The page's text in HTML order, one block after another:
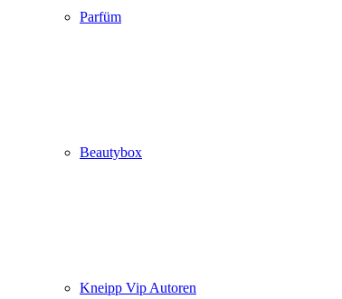
Parfüm
Beautybox
Kneipp Vip Autoren